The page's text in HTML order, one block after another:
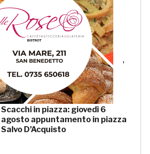
La Samb smentisce notizie e
ricostruzioni che parlano di
cessione del club. IL
COMUNICATO
FOCUS – Giusto criticare Massi,
ma anche riconoscerne i meriti
Scacchi in piazza: giovedì 6
agosto appuntamento in piazza
Salvo D’Acquisto